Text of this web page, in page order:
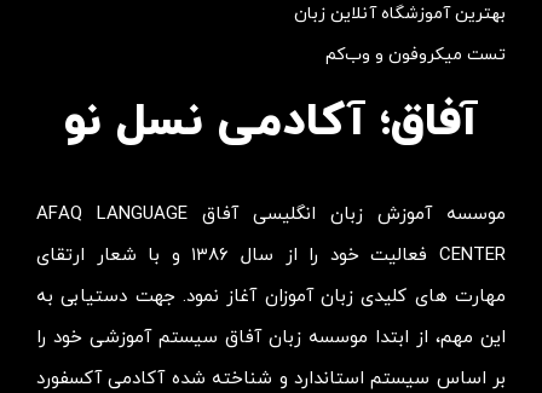
بهترین آموزشگاه آنلاین زبان
تست میکروفون و وب‌کم
آفاق؛ آکادمی نسل نو
موسسه آموزش زبان انگلیسی آفاق AFAQ LANGUAGE
CENTER فعالیت خود را از سال ۱۳۸۶ و با شعار ارتقای
مهارت های کلیدی زبان آموزان آغاز نمود. جهت دستیابی به
این مهم، از ابتدا موسسه زبان آفاق سیستم آموزشی خود را
بر اساس سیستم استاندارد و شناخته شده آکادمی آکسفورد